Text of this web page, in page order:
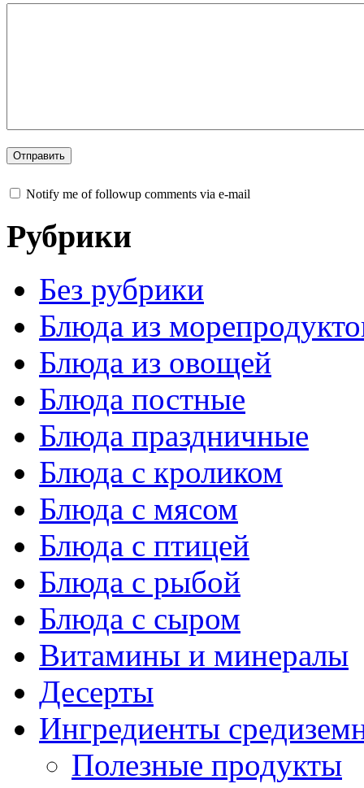
Notify me of followup comments via e-mail
Рубрики
Без рубрики
Блюда из
Блюда из овощей
Блюда постные
Блюда праздничные
Блюда с кроликом
Блюда с мясом
Блюда с птицей
Блюда с рыбой
Блюда с сыром
Витамины и минералы
Десерты
Ингредиенты
Полезные продукты